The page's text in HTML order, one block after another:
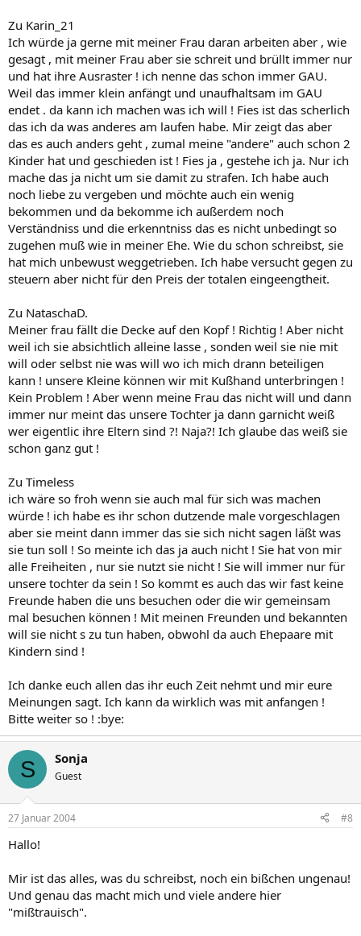
Zu Karin_21
Ich würde ja gerne mit meiner Frau daran arbeiten aber , wie
gesagt , mit meiner Frau aber sie schreit und brüllt immer nur
und hat ihre Ausraster ! ich nenne das schon immer GAU.
Weil das immer klein anfängt und unaufhaltsam im GAU
endet . da kann ich machen was ich will ! Fies ist das scherlich
das ich da was anderes am laufen habe. Mir zeigt das aber
das es auch anders geht , zumal meine "andere" auch schon 2
Kinder hat und geschieden ist ! Fies ja , gestehe ich ja. Nur ich
mache das ja nicht um sie damit zu strafen. Ich habe auch
noch liebe zu vergeben und möchte auch ein wenig
bekommen und da bekomme ich außerdem noch
Verständniss und die erkenntniss das es nicht unbedingt so
zugehen muß wie in meiner Ehe. Wie du schon schreibst, sie
hat mich unbewust weggetrieben. Ich habe versucht gegen zu
steuern aber nicht für den Preis der totalen eingeengtheit.
Zu NataschaD.
Meiner frau fällt die Decke auf den Kopf ! Richtig ! Aber nicht
weil ich sie absichtlich alleine lasse , sonden weil sie nie mit
will oder selbst nie was will wo ich mich drann beteiligen
kann ! unsere Kleine können wir mit Kußhand unterbringen !
Kein Problem ! Aber wenn meine Frau das nicht will und dann
immer nur meint das unsere Tochter ja dann garnicht weiß
wer eigentlic ihre Eltern sind ?! Naja?! Ich glaube das weiß sie
schon ganz gut !
Zu Timeless
ich wäre so froh wenn sie auch mal für sich was machen
würde ! ich habe es ihr schon dutzende male vorgeschlagen
aber sie meint dann immer das sie sich nicht sagen läßt was
sie tun soll ! So meinte ich das ja auch nicht ! Sie hat von mir
alle Freiheiten , nur sie nutzt sie nicht ! Sie will immer nur für
unsere tochter da sein ! So kommt es auch das wir fast keine
Freunde haben die uns besuchen oder die wir gemeinsam
mal besuchen können ! Mit meinen Freunden und bekannten
will sie nicht s zu tun haben, obwohl da auch Ehepaare mit
Kindern sind !
Ich danke euch allen das ihr euch Zeit nehmt und mir eure
Meinungen sagt. Ich kann da wirklich was mit anfangen !
Bitte weiter so ! :bye:
S Sonja
Guest
27 Januar 2004 #8
Hallo!
Mir ist das alles, was du schreibst, noch ein bißchen ungenau!
Und genau das macht mich und viele andere hier
"mißtrauisch".